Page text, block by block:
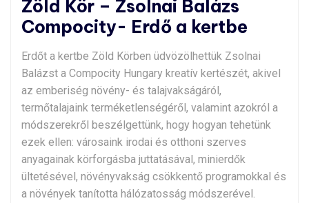
Zöld Kör – Zsolnai Balázs
Compocity- Erdő a kertbe
Erdőt a kertbe Zöld Körben üdvözölhettük Zsolnai
Balázst a Compocity Hungary kreatív kertészét, akivel
az emberiség növény- és talajvakságáról,
termőtalajaink terméketlenségéről, valamint azokról a
módszerekről beszélgettünk, hogy hogyan tehetünk
ezek ellen: városaink irodai és otthoni szerves
anyagainak körforgásba juttatásával, minierdők
ültetésével, növényvakság csökkentő programokkal és
a növények tanította hálózatosság módszerével.